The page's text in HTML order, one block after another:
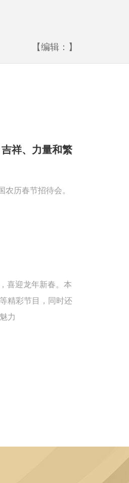
【编辑：】
祥、力量和繁
历春节招待会。
喜迎龙年新春。本
精彩节目，同时还
力